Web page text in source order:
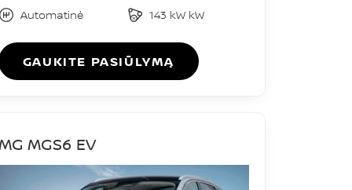
Automatinė
143 kW kW
GAUKITE PASIŪLYMĄ
MGS6 EV